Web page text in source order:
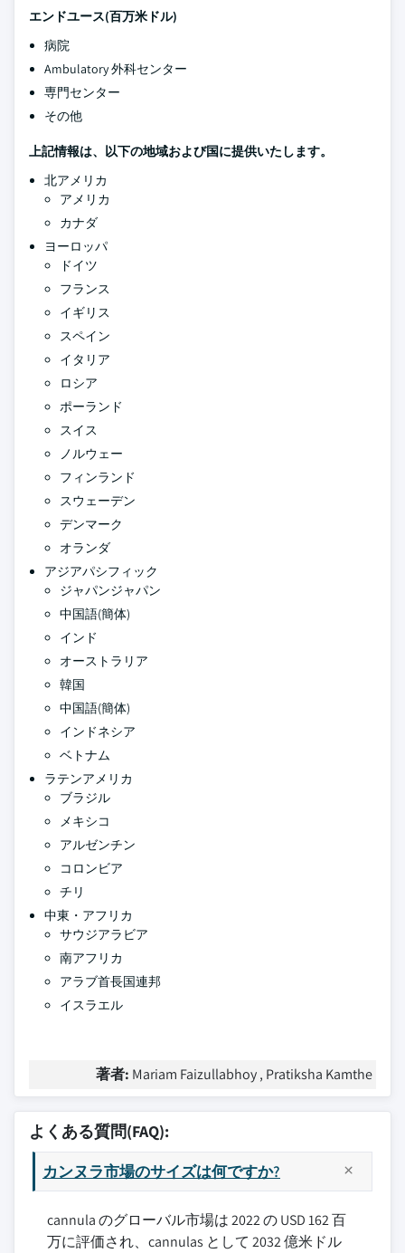
エンドユース(百万米ドル)
病院
Ambulatory 外科センター
専門センター
その他
上記情報は、以下の地域および国に提供いたします。
北アメリカ
アメリカ
カナダ
ヨーロッパ
ドイツ
フランス
イギリス
スペイン
イタリア
ロシア
ポーランド
スイス
ノルウェー
フィンランド
スウェーデン
デンマーク
オランダ
アジアパシフィック
ジャパンジャパン
中国語(簡体)
インド
オーストラリア
韓国
中国語(簡体)
インドネシア
ベトナム
ラテンアメリカ
ブラジル
メキシコ
アルゼンチン
コロンビア
チリ
中東・アフリカ
サウジアラビア
南アフリカ
アラブ首長国連邦
イスラエル
著者: Mariam Faizullabhoy , Pratiksha Kamthe
よくある質問(FAQ):
カンヌラ市場のサイズは何ですか?
cannula のグローバル市場は 2022 の USD 162 百
万に評価され、cannulas として 2032 億米ドル